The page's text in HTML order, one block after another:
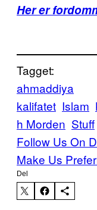
Her er
Tagget:
ahmaddiya
kalifatet Islam
h Morden Stuff
Follow Us On
Make Us
Del